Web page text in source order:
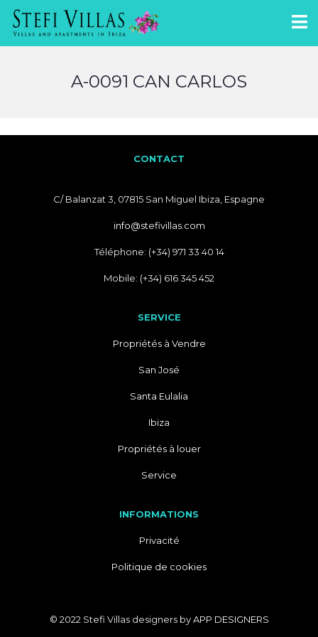
A-0091 CAN CARLOS
CONTACT
C/ Balanzat 3, 07815 San Miguel Ibiza, Espagne
info@stefivillas.com
Téléphone: (+34) 971 33 40 14
Mobile: (+34) 616 345 452
SERVICE
Propriétés à Vendre
San José
Santa Eulalia
Ibiza
Propriétés à louer
Service
INFORMATIONS
Privacité
Politique de cookies
© 2022 Stefi Villas designers byAPP DESIGNERS